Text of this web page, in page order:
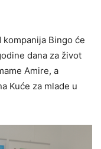
Bingo će
dana za život
Amire, a
Kuće za mlade u